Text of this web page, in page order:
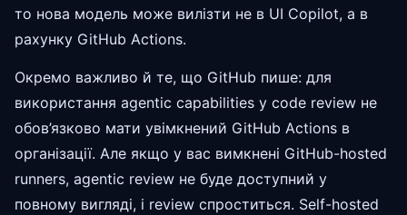
то нова модель може вилізти не в UI Copilot, а в
рахунку GitHub Actions.
Окремо важливо й те, що GitHub пише: для
використання agentic capabilities у code review не
обов’язково мати увімкнений GitHub Actions в
організації. Але якщо у вас вимкнені GitHub-hosted
runners, agentic review не буде доступний у
повному вигляді, і review спроститься. Self-hosted